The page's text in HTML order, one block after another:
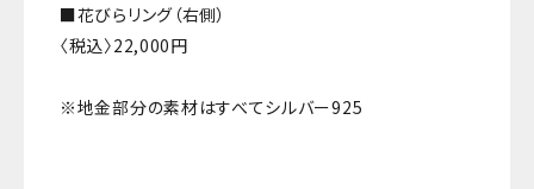
■花びらリング（右側）
〈税込〉22,000円
※地金部分の素材はすべてシルバー925